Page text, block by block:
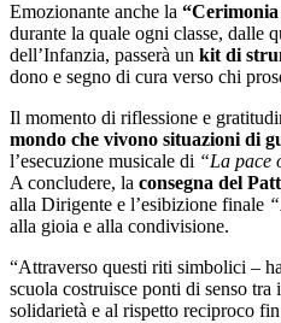
Emozionante anche la
durante la quale ogni classe, dalle
dell’Infanzia, passerà un kit di
dono e segno di cura verso chi
Il momento di riflessione e
mondo che vivono situazioni di
l’esecuzione musicale di “La pace
A concludere, la consegna del
alla Dirigente e l’esibizione finale
alla gioia e alla condivisione.
“Attraverso questi riti simbolici –
scuola costruisce ponti di senso
solidarietà e al rispetto reciproco